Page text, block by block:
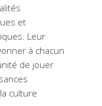
et
Leur
à chacun
de jouer
culture